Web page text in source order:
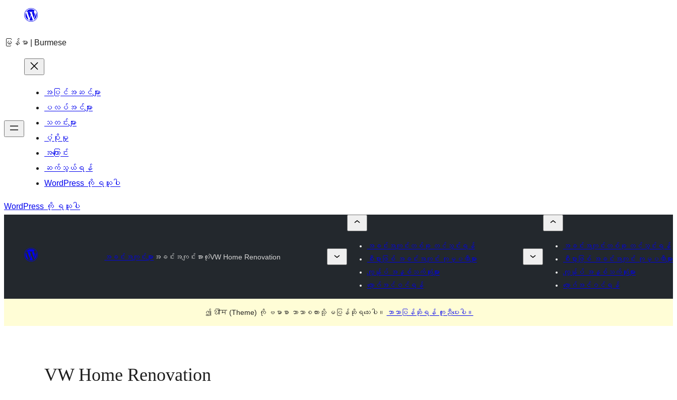
အကြောင်းအရာ
ကျော်သွား
မြန်မာ | Burmese
အပြင်အဆင်များ
ပလပ်အင်များ
သတင်းများ
ပံ့ပိုးမှု
အကြောင်း
ဆက်သွယ်ရန်
WordPress ကို ရယူပါ
WordPress ကို ရယူပါ
အခင်းအကျင်းများ အခင်းအကျင်းအားလုံးVW Home Renovation
အခင်းအကျင်းတစ်ခု တင်သွင်းရန်
စီးပွားဖြစ် အခင်းအကျင်း ကုမ္ပဏီများ
ကျွန်ုပ် အနှစ်သက်ဆုံးများ
လော့ဂ်အင်ဝင်ရန်
အခင်းအကျင်းတစ်ခု တင်သွင်းရန်
စီးပွားဖြစ် အခင်းအကျင်း ကုမ္ပဏီများ
ကျွန်ုပ် အနှစ်သက်ဆုံးများ
လော့ဂ်အင်ဝင်ရန်
ဤ थीम (Theme) ကို ဗမာစာ ဘာသာစကားသို့ မပြန်ဆိုရသေးပါ။ ဘာသာပြန်ဆိုရန် ကူညီပေးပါ။
VW Home Renovation